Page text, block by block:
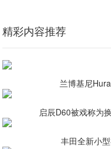
精彩内容推荐
兰博基尼
启辰D60被戏称为
丰田全新小